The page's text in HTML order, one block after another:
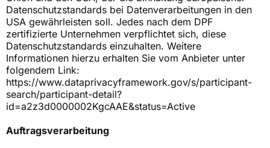
Datenschutzstandards bei Datenverarbeitungen in den
USA gewährleisten soll. Jedes nach dem DPF
zertifizierte Unternehmen verpflichtet sich, diese
Datenschutzstandards einzuhalten. Weitere
Informationen hierzu erhalten Sie vom Anbieter unter
folgendem Link:
https://www.dataprivacyframework.gov/s/participant-
search/participant-detail?
id=a2z3d0000002KgcAAE&status=Active
Auftragsverarbeitung